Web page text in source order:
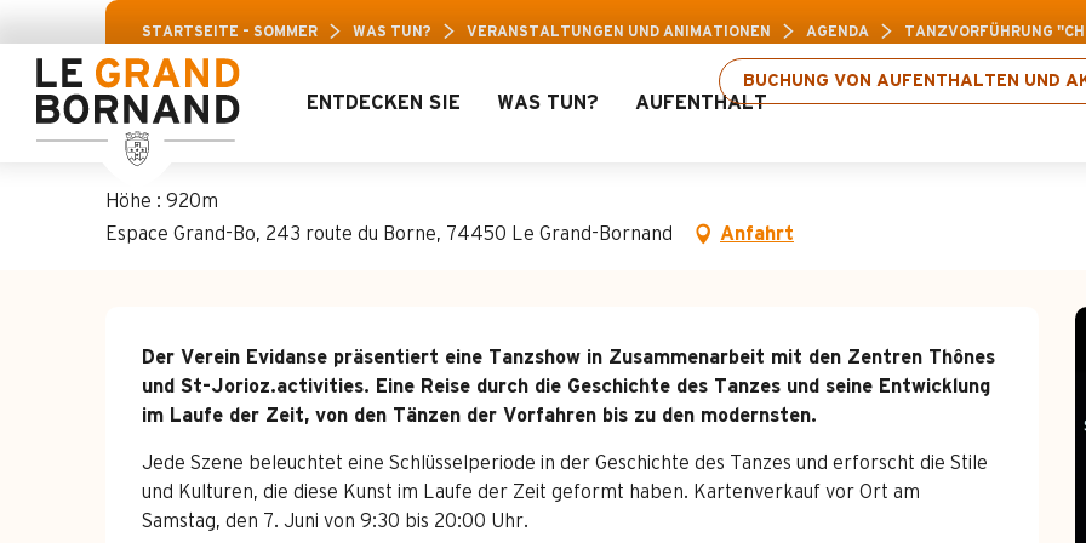
au
contenu
principal
BUCHUNG VON AUFENTHALTEN UND
Aravis-Freizeitpass: Bis zu 30 % Rabatt auf
ENTDECKEN SIE WAS TUN? AUFENTHALT
STARTSEITE – SOMMER WAS TUN? VERANSTALTUNGEN UND ANIMATIONEN AGENDA TANZVORFÜHRUNG
Tanzvorführung "Chronodanse"
Höhe : 920m
Espace Grand-Bo, 243 route du Borne, 74450 Le Grand-Bornand
Anfahrt
Beschreibung
Der Verein Evidanse präsentiert eine Tanzshow in Zusammenarbeit mit den Zentren Thônes
und St-Jorioz.activities. Eine Reise durch die Geschichte des Tanzes und seine Entwicklung
im Laufe der Zeit, von den Tänzen der Vorfahren bis zu den modernsten.
Jede Szene beleuchtet eine Schlüsselperiode in der Geschichte des Tanzes und erforscht die Stile
und Kulturen, die diese Kunst im Laufe der Zeit geformt haben. Kartenverkauf vor Ort am
Samstag, den 7. Juni von 9:30 bis 20:00 Uhr.